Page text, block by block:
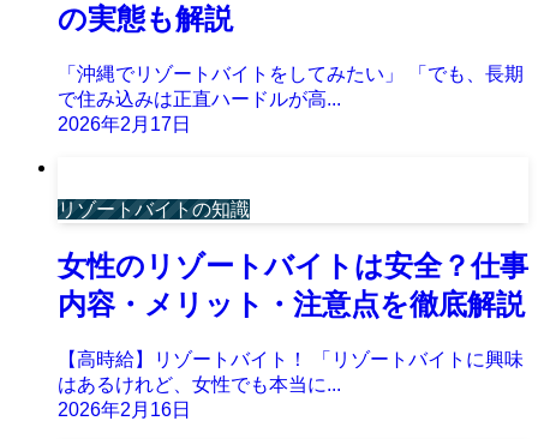
の実態も解説
「沖縄でリゾートバイトをしてみたい」 「でも、長期
で住み込みは正直ハードルが高...
2026年2月17日
リゾートバイトの知識
女性のリゾートバイトは安全？仕事
内容・メリット・注意点を徹底解説
【高時給】リゾートバイト！ 「リゾートバイトに興味
はあるけれど、女性でも本当に...
2026年2月16日